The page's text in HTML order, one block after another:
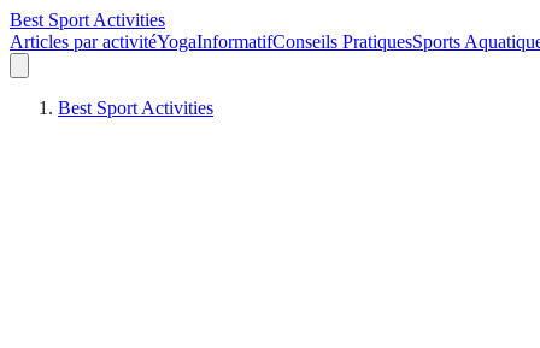
Best Sport Activities
Articles par activitéYogaInformatifConseils PratiquesSports
Best Sport Activities